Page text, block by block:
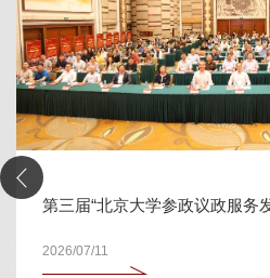
第三届“北京大学参政议政服务
2026/07/11